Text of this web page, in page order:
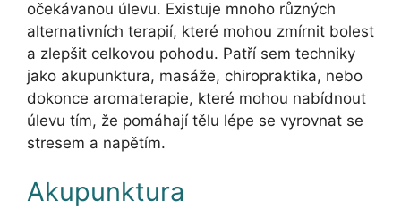
očekávanou úlevu. Existuje mnoho různých
alternativních terapií, které mohou zmírnit bolest
a zlepšit celkovou pohodu. Patří sem techniky
jako akupunktura, masáže, chiropraktika, nebo
dokonce aromaterapie, které mohou nabídnout
úlevu tím, že pomáhají tělu lépe se vyrovnat se
stresem a napětím.
Akupunktura